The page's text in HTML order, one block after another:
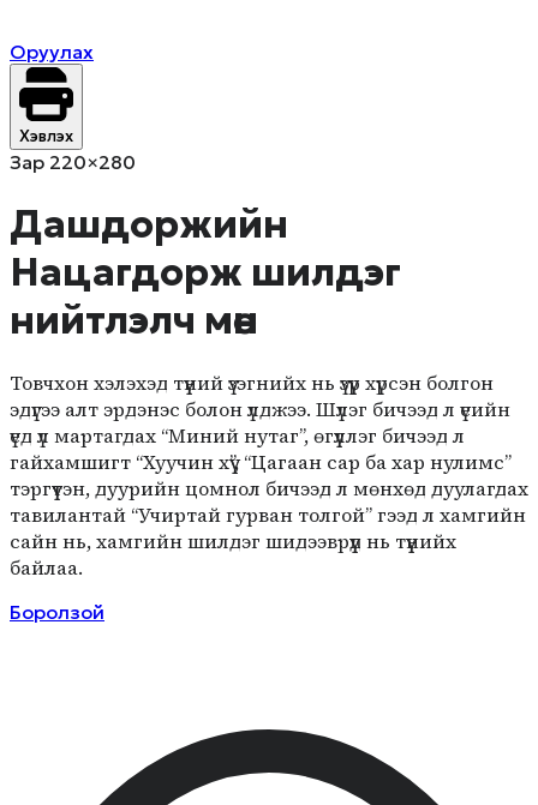
Оруулах
Хэвлэх
Зар 220×280
Дашдоржийн
Нацагдорж шилдэг
нийтлэлч мөн
Товчхон хэлэхэд түүний үзэгнийх нь үзүүр хүрсэн болгон
эдүгээ алт эрдэнэс болон үлджээ. Шүлэг бичээд л үеийн
үед үл мартагдах “Миний нутаг”, өгүүллэг бичээд л
гайхамшигт “Хуучин хүү”, “Цагаан сар ба хар нулимс”
тэргүүтэн, дуурийн цомнол бичээд л мөнхөд дуулагдах
тавилантай “Учиртай гурван толгой” гээд л хамгийн
сайн нь, хамгийн шилдэг шидээврүүд нь түүнийх
байлаа.
Боролзой